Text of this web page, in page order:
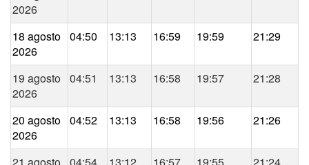
2026
18 agosto
2026
04:50 13:13 16:59 19:59 21:29
19 agosto
2026
04:51 13:13 16:58 19:57 21:28
20 agosto
2026
04:52 13:13 16:58 19:56 21:26